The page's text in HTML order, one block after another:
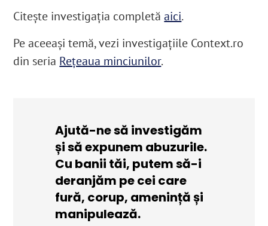
Citeşte investigaţia completăaici.
Pe aceeaşi temă, vezi investigaţiile Context.ro
din seria Reţeaua minciunilor.
Ajută-ne să investigăm
și să expunem abuzurile.
Cu banii tăi, putem să-i
deranjăm pe cei care
fură, corup, amenință și
manipulează.